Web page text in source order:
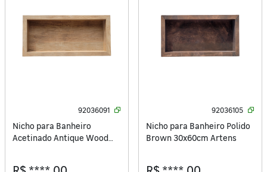
92036091
Nicho para Banheiro
Acetinado Antique Wood
92036105
Nicho para Banheiro Polido
Brown 30x60cm Artens